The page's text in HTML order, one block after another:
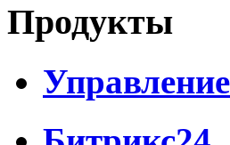
Продукты